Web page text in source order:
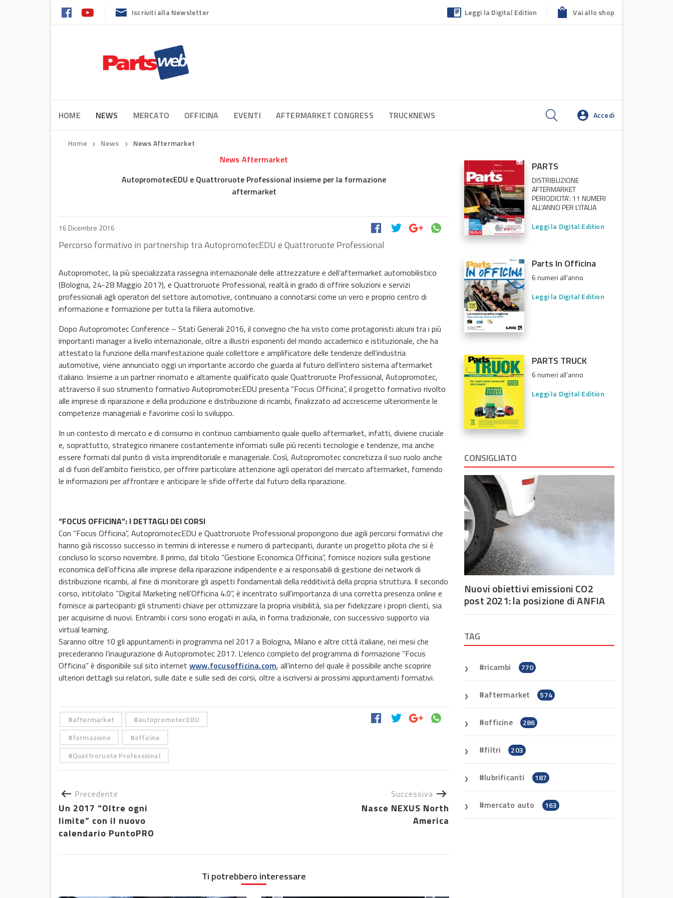
Iscriviti alla Newsletter Leggi la Digital Edition Vai allo shop
HOME NEWS MERCATO OFFICINA EVENTI AFTERMARKET CONGRESS TRUCKNEWS Accedi
Home ❯ News ❯ News Aftermarket
News Aftermarket
AutopromotecEDU e Quattroruote Professional insieme per la formazione
aftermarket
16 Dicembre 2016
Percorso formativo in partnership tra AutopromotecEDU e Quattroruote Professional
Autopromotec, la più specializzata rassegna internazionale delle attrezzature e dell’aftermarket automobilistico
(Bologna, 24-28 Maggio 2017), e Quattroruote Professional, realtà in grado di offrire soluzioni e servizi
professionali agli operatori del settore automotive, continuano a connotarsi come un vero e proprio centro di
informazione e formazione per tutta la filiera automotive.
Dopo Autopromotec Conference – Stati Generali 2016, il convegno che ha visto come protagonisti alcuni tra i più
importanti manager a livello internazionale, oltre a illustri esponenti del mondo accademico e istituzionale, che ha
attestato la funzione della manifestazione quale collettore e amplificatore delle tendenze dell’industria
automotive, viene annunciato oggi un importante accordo che guarda al futuro dell’intero sistema aftermarket
italiano. Insieme a un partner rinomato e altamente qualificato quale Quattroruote Professional, Autopromotec,
attraverso il suo strumento formativo AutopromotecEDU presenta “Focus Officina”, il progetto formativo rivolto
alle imprese di riparazione e della produzione e distribuzione di ricambi, finalizzato ad accrescerne ulteriormente le
competenze manageriali e favorirne così lo sviluppo.
In un contesto di mercato e di consumo in continuo cambiamento quale quello aftermarket, infatti, diviene cruciale
e, soprattutto, strategico rimanere costantemente informati sulle più recenti tecnologie e tendenze, ma anche
essere formati dal punto di vista imprenditoriale e manageriale. Così, Autopromotec concretizza il suo ruolo anche
al di fuori dell’ambito fieristico, per offrire particolare attenzione agli operatori del mercato aftermarket, fornendo
le informazioni per affrontare e anticipare le sfide offerte dal futuro della riparazione.
“FOCUS OFFICINA”: I DETTAGLI DEI CORSI
Con “Focus Officina”, AutopromotecEDU e Quattroruote Professional propongono due agili percorsi formativi che
hanno già riscosso successo in termini di interesse e numero di partecipanti, durante un progetto pilota che si è
concluso lo scorso novembre. Il primo, dal titolo “Gestione Economica Officina”, fornisce nozioni sulla gestione
economica dell’officina alle imprese della riparazione indipendente e ai responsabili di gestione dei network di
distribuzione ricambi, al fine di monitorare gli aspetti fondamentali della redditività della propria struttura. Il secondo
corso, intitolato “Digital Marketing nell’Officina 4.0”, è incentrato sull’importanza di una corretta presenza online e
fornisce ai partecipanti gli strumenti chiave per ottimizzare la propria visibilità, sia per fidelizzare i propri clienti, sia
per acquisirne di nuovi. Entrambi i corsi sono erogati in aula, in forma tradizionale, con successivo supporto via
virtual learning.
Saranno oltre 10 gli appuntamenti in programma nel 2017 a Bologna, Milano e altre città italiane, nei mesi che
precederanno l’inaugurazione di Autopromotec 2017. L’elenco completo del programma di formazione “Focus
Officina” è disponibile sul sito internet www.focusofficina.com, all’interno del quale è possibile anche scoprire
ulteriori dettagli sui relatori, sulle date e sulle sedi dei corsi, oltre a iscriversi ai prossimi appuntamenti formativi.
aftermarket
autopromotecEDU
formazione
officine
Quattroruote Professional
Precedente
Un 2017 “Oltre ogni
limite” con il nuovo
calendario PuntoPRO
Successiva
Nasce NEXUS North
America
Ti potrebbero interessare
PARTS
DISTRIBUZIONE
AFTERMARKET
PERIODICITA': 11 NUMERI
ALL'ANNO PER L'ITALIA
Leggi la Digital Edition
Parts In Officina
6 numeri all'anno
Leggi la Digital Edition
PARTS TRUCK
6 numeri all'anno
Leggi la Digital Edition
CONSIGLIATO
Nuovi obiettivi emissioni CO2
post 2021: la posizione di ANFIA
TAG
ricambi 770
aftermarket 574
officine 286
filtri 203
lubrificanti 187
mercato auto 163